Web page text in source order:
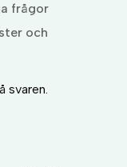
frågor
och
svaren.